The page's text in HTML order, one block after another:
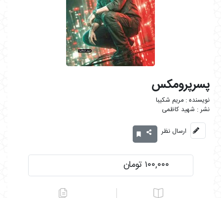
پسرپرومکس
مریم شکیبا
شهید کاظمی
ارسال نظر
۱۰۰,۰۰۰ تومان